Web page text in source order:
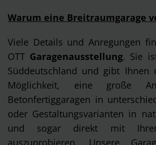
Warum eine Breitraumgarage
Viele Details und Anregungen
OTT Garagenausstellung. Sie
Süddeutschland und gibt Ihnen
Möglichkeit, eine große
Betonfertiggaragen in
oder Gestaltungsvarianten in
und sogar direkt mit Ihren
auszuprobieren. Unsere